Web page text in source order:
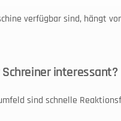
verfügbar sind, hängt
interessant?
sind schnelle